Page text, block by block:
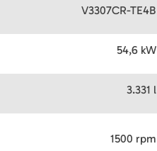
V3307CR-TE4B
54,6 kW
3.331 l
1500 rpm